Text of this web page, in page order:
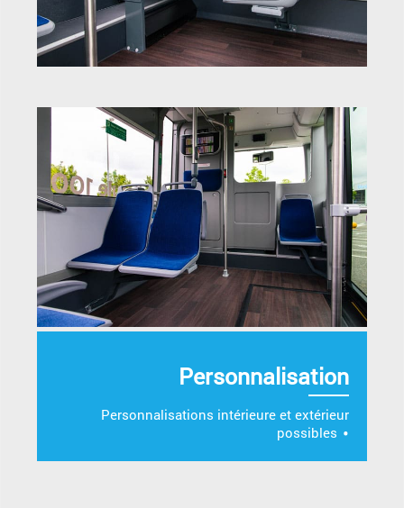
Personnalisation
Personnalisations intérieure et extérieur
possibles